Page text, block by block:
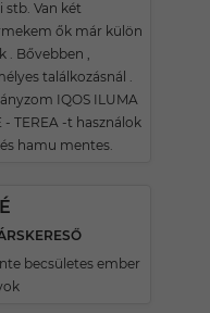
stb. Van két
ők már külön
. Bővebben ,
találkozásnál .
IQOS ILUMA
- TEREA -t használok
hamu mentes.
becsületes ember